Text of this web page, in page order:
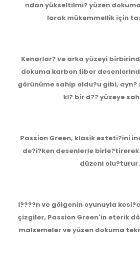
ndan yükseltilmi? yüzen
larak mükemmellik için
Kenarlar? ve arka yüzeyi
dokuma karbon fiber
görünüme sahip oldu?u gibi,
kl? bir d?? yüzeye
Passion Green, klasik esteti?ini
de?i?ken desenlerle
düzeni olu?turur.
I????n ve gölgenin oyunuyla
çizgiler, Passion Green'in eterik
malzemeler ve yüzen dokuma